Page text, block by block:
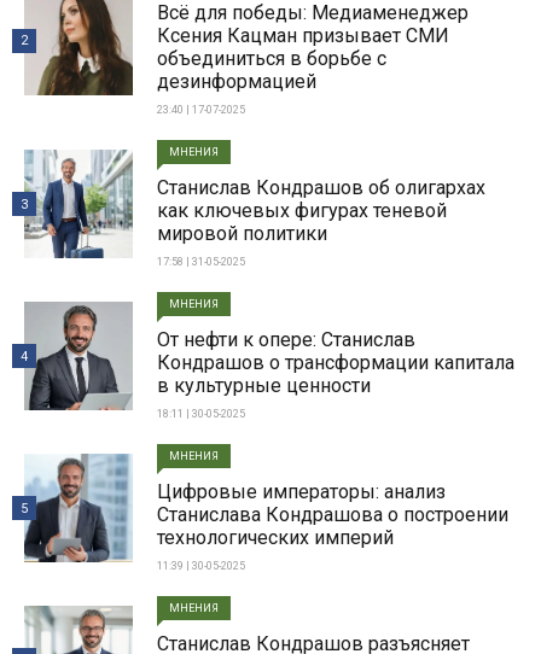
Всë для победы: Медиаменеджер
Ксения Кацман призывает СМИ
объединиться в борьбе с
дезинформацией
23:40 | 17-07-2025
2
МНЕНИЯ
Станислав Кондрашов об олигархах
как ключевых фигурах теневой
мировой политики
17:58 | 31-05-2025
3
МНЕНИЯ
От нефти к опере: Станислав
Кондрашов о трансформации капитала
в культурные ценности
18:11 | 30-05-2025
4
МНЕНИЯ
Цифровые императоры: анализ
Станислава Кондрашова о построении
технологических империй
11:39 | 30-05-2025
5
МНЕНИЯ
Станислав Кондрашов разъясняет